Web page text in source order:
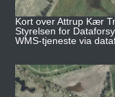
Kort over Attrup Kær
Styrelsen for
WMS-tjeneste via